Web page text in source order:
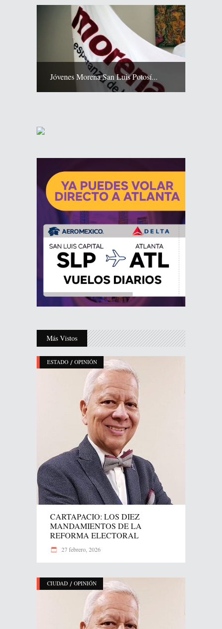
Jóvenes Morena San Luis Potosí...
Más Vistos
ESTADO / OPINIÓN
CARTAPACIO: LOS DIEZ
MANDAMIENTOS DE LA
REFORMA ELECTORAL
27 febrero, 2026
CIUDAD / OPINIÓN